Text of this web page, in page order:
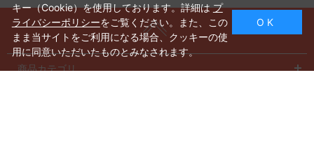
商品カテゴリ
キー（Cookie）を使用しております。詳細はプ
ライバシーポリシーをご覧ください。また、この
まま当サイトをご利用になる場合、クッキーの使
用に同意いただいたものとみなされます。
O K